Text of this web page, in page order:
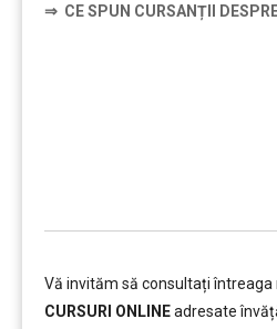
⇒ CE SPUN CURSANȚII
Vă invităm să consultați întreaga
CURSURI ONLINEadresate